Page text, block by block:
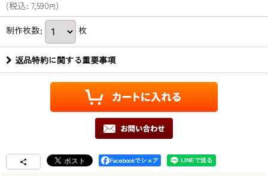
(税込: 7,590円)
制作枚数: 枚
返品特約に関する重要事項
Facebookでシェア